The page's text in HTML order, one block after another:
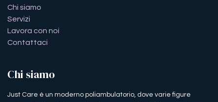
Chi siamo
Servizi
Lavora con noi
Contattaci
Chi siamo
Just Care è un moderno poliambulatorio, dove varie figure